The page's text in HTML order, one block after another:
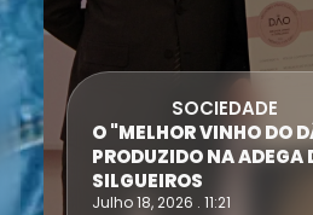
SOCIEDADE
O "MELHOR VINHO DO DÃO É
PRODUZIDO NA ADEGA DE
SILGUEIROS
Julho 18, 2026 . 11:21